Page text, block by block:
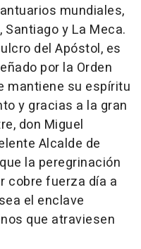
mundiales,
y La Meca.
del Apóstol, es
por la Orden
mantiene su espíritu
y gracias a la gran
don Miguel
Alcalde de
la peregrinación
cobre fuerza día a
el enclave
que atraviesen